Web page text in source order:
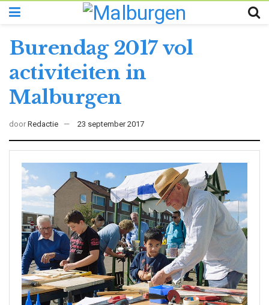
Burendag 2017 vol
activiteiten in
Malburgen
door Redactie 23 september 2017